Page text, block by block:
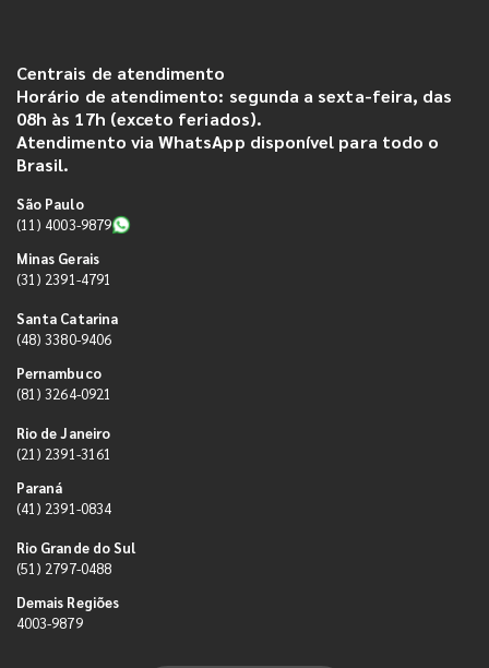
Centrais de atendimento
Horário de atendimento: segunda a sexta-feira, das
08h às 17h (exceto feriados).
Atendimento via WhatsApp disponível para todo o
Brasil.
São Paulo
(11) 4003-9879
Minas Gerais
(31) 2391-4791
Santa Catarina
(48) 3380-9406
Pernambuco
(81) 3264-0921
Rio de Janeiro
(21) 2391-3161
Paraná
(41) 2391-0834
Rio Grande do Sul
(51) 2797-0488
Demais Regiões
4003-9879